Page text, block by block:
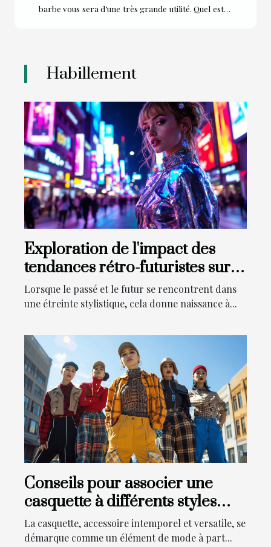
barbe vous sera d’une très grande utilité. Quel est le
chimiques nocifs contenus dans les huiles de barbe
synthétiques, les produits de soin de barbe non
belle barbe, à des substances nocives. A cet effet,
choisissez bien votre baume barbe bio. Le bio...
Habillement
Exploration de l'impact des
tendances rétro-futuristes sur la
mode actuelle
Lorsque le passé et le futur se rencontrent dans
une étreinte stylistique, cela donne naissance à...
Conseils pour associer une
casquette à différents styles
vestimentaires
La casquette, accessoire intemporel et versatile, se
démarque comme un élément de mode à part...